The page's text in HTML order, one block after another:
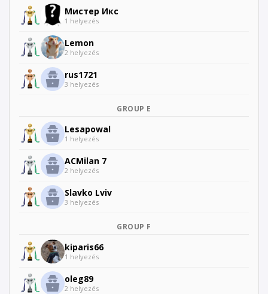
Мистер Икс
1 helyezés
Lemon
2 helyezés
rus1721
3 helyezés
GROUP E
Lesapowal
1 helyezés
ACMilan 7
2 helyezés
Slavko Lviv
3 helyezés
GROUP F
kiparis66
1 helyezés
oleg89
2 helyezés